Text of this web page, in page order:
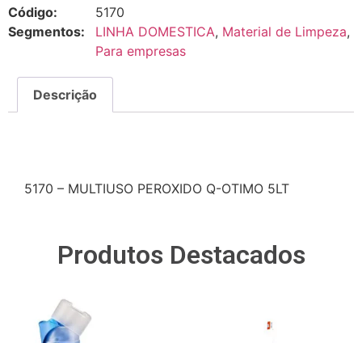
Código:
5170
Segmentos:
LINHA DOMESTICA, Material de Limpeza,
Para empresas
Descrição
5170 – MULTIUSO PEROXIDO Q-OTIMO 5LT
Produtos Destacados